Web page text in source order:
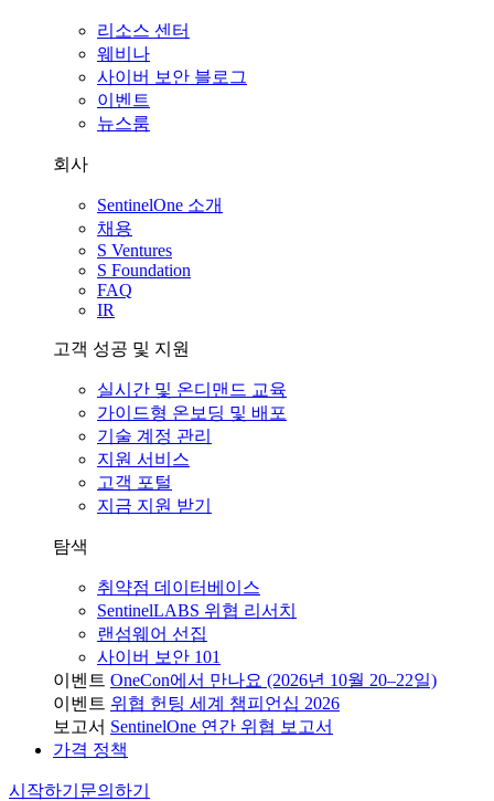
리소스 센터
웨비나
사이버 보안 블로그
이벤트
뉴스룸
회사
SentinelOne 소개
채용
S Ventures
S Foundation
FAQ
IR
고객 성공 및 지원
실시간 및 온디맨드 교육
가이드형 온보딩 및 배포
기술 계정 관리
지원 서비스
고객 포털
지금 지원 받기
탐색
취약점 데이터베이스
SentinelLABS 위협 리서치
랜섬웨어 선집
사이버 보안 101
이벤트 OneCon에서 만나요 (2026년 10월 20–22일)
이벤트 위협 헌팅 세계 챔피언십 2026
보고서 SentinelOne 연간 위협 보고서
가격 정책
시작하기 문의하기